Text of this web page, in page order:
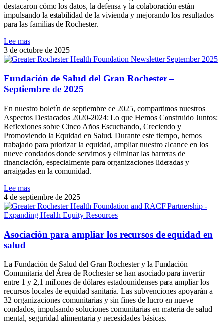
destacaron cómo los datos, la defensa y la colaboración están
impulsando la estabilidad de la vivienda y mejorando los resultados
para las familias de Rochester.
Lee mas
3 de octubre de 2025
Fundación de Salud del Gran Rochester –
Septiembre de 2025
En nuestro boletín de septiembre de 2025, compartimos nuestros
Aspectos Destacados 2020-2024: Lo que Hemos Construido Juntos:
Reflexiones sobre Cinco Años Escuchando, Creciendo y
Promoviendo la Equidad en Salud. Durante este tiempo, hemos
trabajado para priorizar la equidad, ampliar nuestro alcance en los
nueve condados donde servimos y eliminar las barreras de
financiación, especialmente para organizaciones lideradas y
arraigadas en la comunidad.
Lee mas
4 de septiembre de 2025
Asociación para ampliar los recursos de equidad en
salud
La Fundación de Salud del Gran Rochester y la Fundación
Comunitaria del Área de Rochester se han asociado para invertir
entre 1 y 2,1 millones de dólares estadounidenses para ampliar los
recursos locales de equidad sanitaria. Las subvenciones apoyarán a
32 organizaciones comunitarias y sin fines de lucro en nueve
condados, impulsando soluciones comunitarias en materia de salud
mental, seguridad alimentaria y necesidades básicas.